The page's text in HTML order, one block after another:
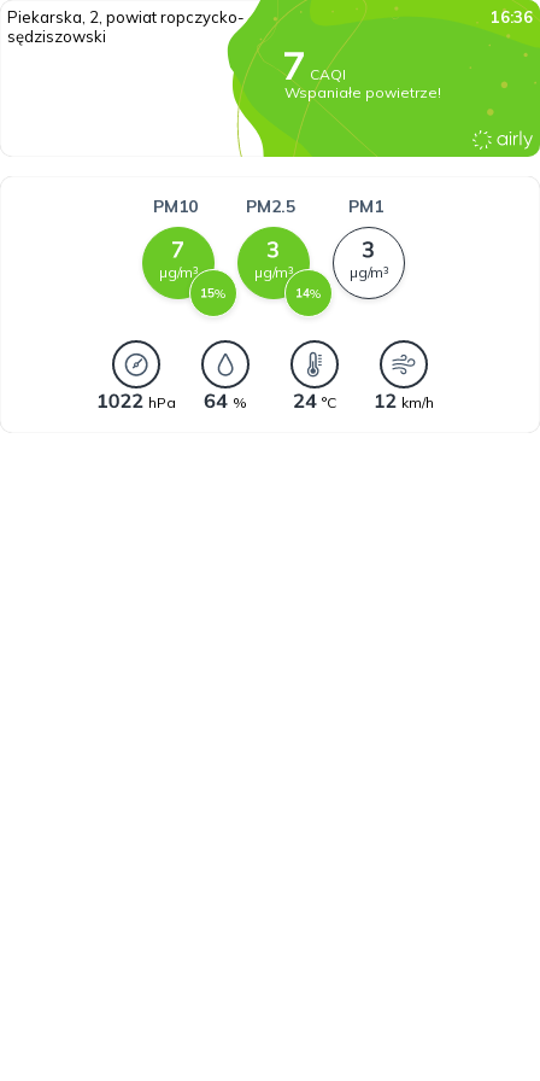
Piekarska, 2, powiat ropczycko-
sędziszowski
16:36
CAQI
Wspaniałe powietrze!
PM10
µg/m³
%
PM2.5
µg/m³
%
PM1
µg/m³
hPa % °C km/h